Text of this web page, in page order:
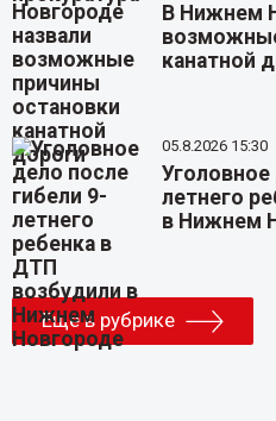
В Нижнем
канатной
05.8.2026 15:30
Уголовное
летнего
в Нижнем
Еще в рубрике